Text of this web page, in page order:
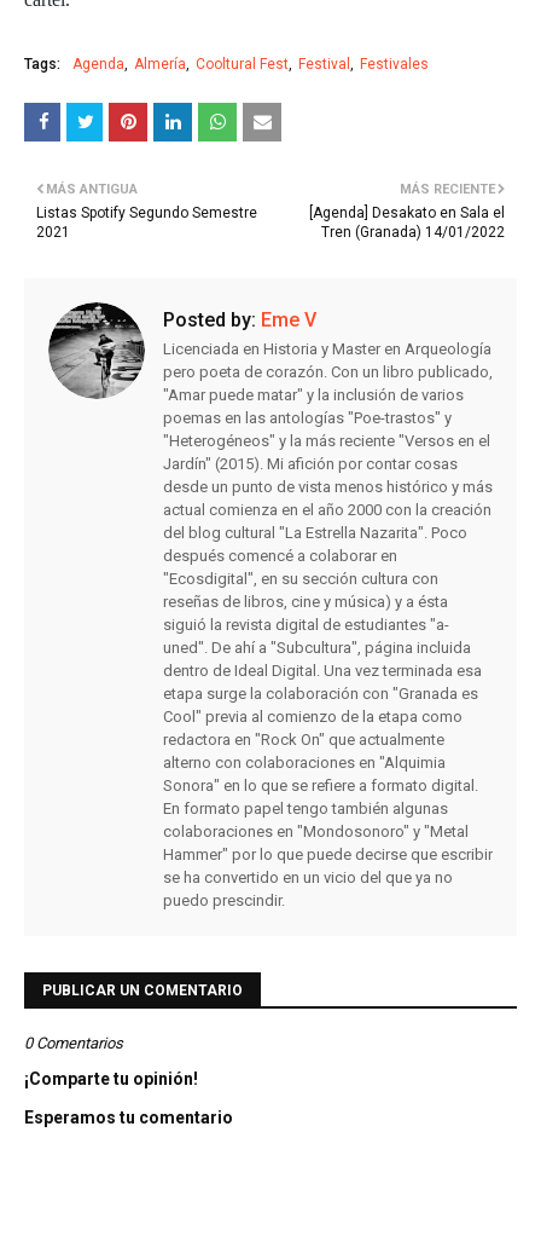
Tags: Agenda Almería Cooltural Fest Festival Festivales
MÁS RECIENTE
[Agenda] Desakato en Sala el
Tren (Granada) 14/01/2022
MÁS ANTIGUA
Listas Spotify Segundo Semestre
2021
Posted by: Eme V
Licenciada en Historia y Master en Arqueología
pero poeta de corazón. Con un libro publicado,
"Amar puede matar" y la inclusión de varios
poemas en las antologías "Poe-trastos" y
"Heterogéneos" y la más reciente "Versos en el
Jardín" (2015). Mi afición por contar cosas
desde un punto de vista menos histórico y más
actual comienza en el año 2000 con la creación
del blog cultural "La Estrella Nazarita". Poco
después comencé a colaborar en
"Ecosdigital", en su sección cultura con
reseñas de libros, cine y música) y a ésta
siguió la revista digital de estudiantes "a-
uned". De ahí a "Subcultura", página incluida
dentro de Ideal Digital. Una vez terminada esa
etapa surge la colaboración con "Granada es
Cool" previa al comienzo de la etapa como
redactora en "Rock On" que actualmente
alterno con colaboraciones en "Alquimia
Sonora" en lo que se refiere a formato digital.
En formato papel tengo también algunas
colaboraciones en "Mondosonoro" y "Metal
Hammer" por lo que puede decirse que escribir
se ha convertido en un vicio del que ya no
puedo prescindir.
PUBLICAR UN COMENTARIO
0 Comentarios
¡Comparte tu opinión!
Esperamos tu comentario